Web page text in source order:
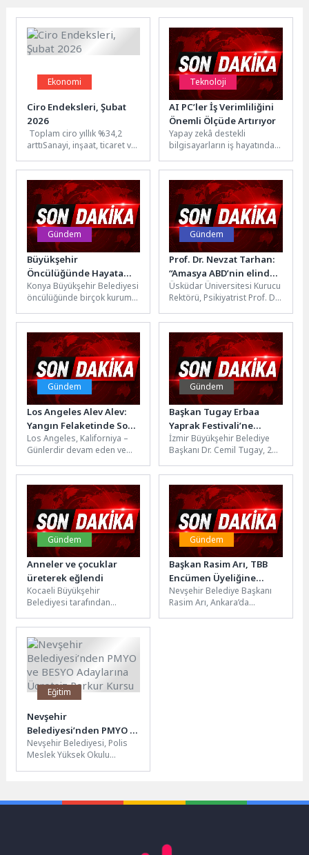
Ekonomi
Ciro Endeksleri, Şubat
2026
Toplam ciro yıllık %34,2
arttıSanayi, inşaat, ticaret ve
toplamında ciro endeksi
(2021=100), 2026...
Teknoloji
AI PC’ler İş Verimliliğini
Önemli Ölçüde Artırıyor
Yapay zekâ destekli
bilgisayarların iş hayatındaki
iki araştırma merkezi
tarafından...
Gündem
Büyükşehir
Öncülüğünde Hayata
Geçecek Konya Jeopark
Projesi’nde Saha
İncelemesi Yapıldı
Konya Büyükşehir Belediyesi
öncülüğünde birçok kurum
hayata geçirilecek Konya
Jeopark Projesi
kapsamında;...
Gündem
Prof. Dr. Nevzat Tarhan:
“Amasya ABD’nin elinde
olsa Paris gibi turizm
merkezi olurdu”
Üsküdar Üniversitesi Kurucu
Rektörü, Psikiyatrist Prof. Dr.
Amasya Genelgesinin
107’inci yıldönümünde
Amasya...
Gündem
Los Angeles Alev Alev:
Yangın Felaketinde Son
Durum
Los Angeles, Kaliforniya –
Günlerdir devam eden ve
nitelendirilen yangın
felaketi...
Gündem
Başkan Tugay Erbaa
Yaprak Festivali’ne
katıldı
İzmir Büyükşehir Belediye
Başkanı Dr. Cemil Tugay, 23.
Kültürel Erbaa Yaprak
Festivali’nde...
Gündem
Anneler ve çocuklar
üreterek eğlendi
Kocaeli Büyükşehir
Belediyesi tarafından
hazırlanan Anne Şehir Yaşam
Merkezi’nin tanıtım
programı...
Gündem
Başkan Rasim Arı, TBB
Encümen Üyeliğine
Yeniden Seçildi
Nevşehir Belediye Başkanı
Rasim Arı, Ankara’da
Eğitim
Nevşehir
Belediyesi’nden PMYO ve
BESYO Adaylarına
Ücretsiz Parkur Kursu
Nevşehir Belediyesi, Polis
Meslek Yüksek Okulu